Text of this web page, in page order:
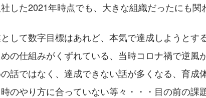
した2021年時点でも、大きな組織だったにも関
して数字目標はあれど、本気で達成しようとす
の仕組みがくずれている、当時コロナ禍で逆風
話ではなく、達成できない話が多くなる、育成
のやり方に合っていない等々・・・目の前の課